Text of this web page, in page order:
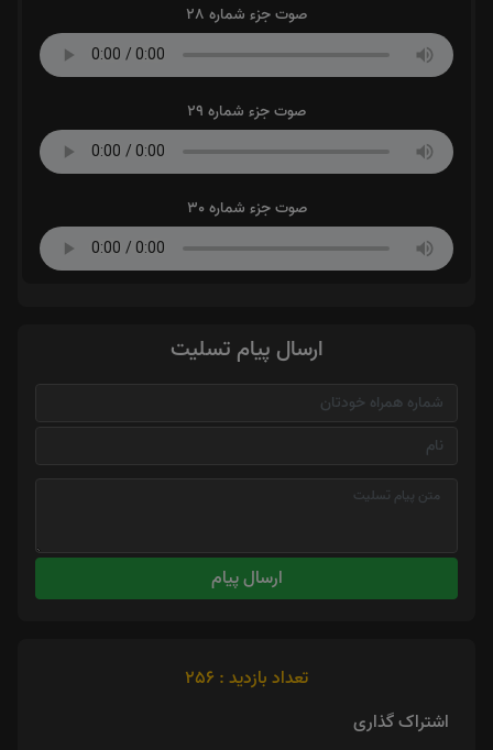
صوت جزء شماره 28
صوت جزء شماره 29
صوت جزء شماره 30
ارسال پیام تسلیت
ارسال پیام
تعداد بازدید : 256
اشتراک گذاری